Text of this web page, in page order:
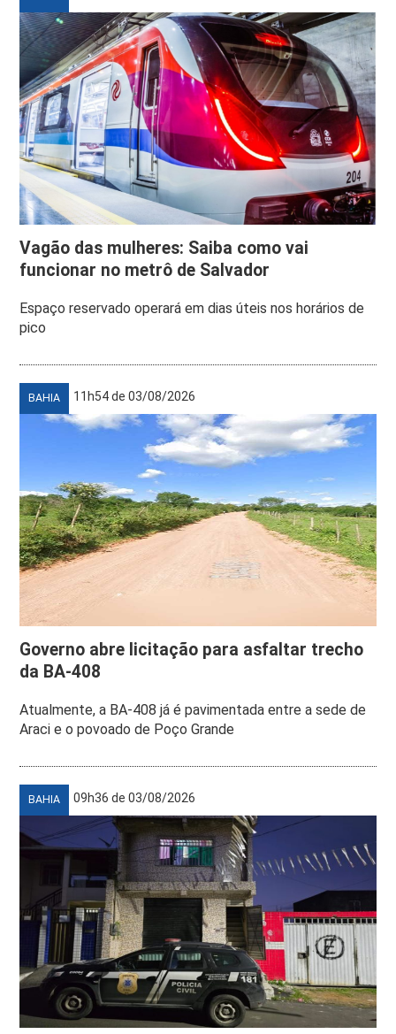
Vagão das mulheres: Saiba como vai
funcionar no metrô de Salvador
Espaço reservado operará em dias úteis nos horários de
pico
BAHIA 11h54 de 03/08/2026
Governo abre licitação para asfaltar trecho
da BA-408
Atualmente, a BA-408 já é pavimentada entre a sede de
Araci e o povoado de Poço Grande
BAHIA 09h36 de 03/08/2026